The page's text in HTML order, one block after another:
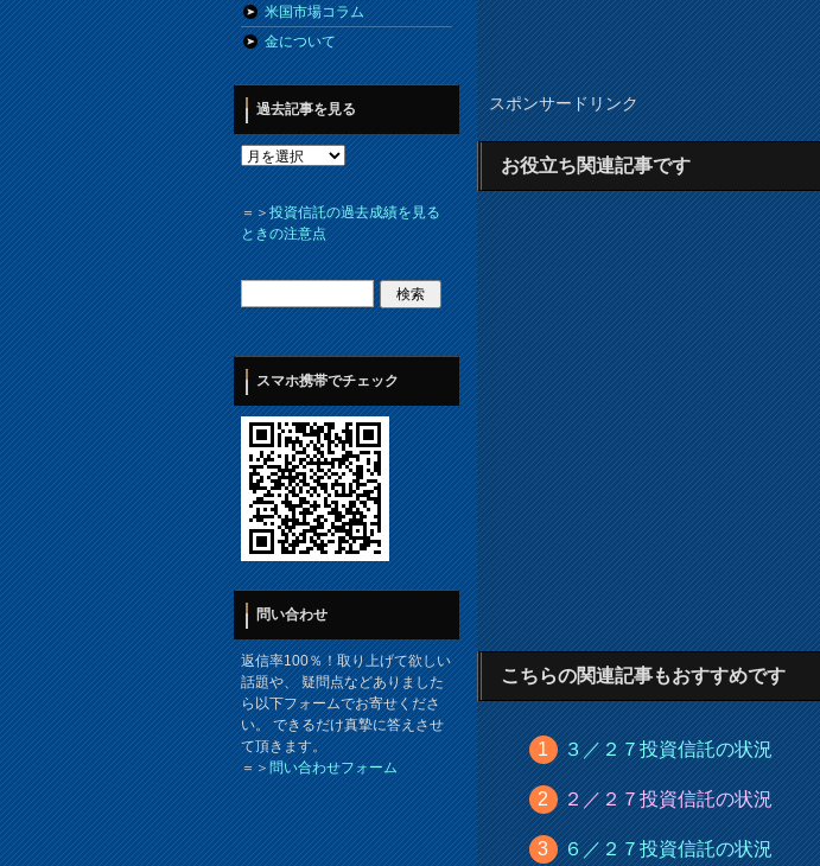
スポンサードリンク
お役立ち関連記事です
こちらの関連記事もおすすめです
３／２７投資信託の状況
２／２７投資信託の状況
６／２７投資信託の状況
米国市場コラム
金について
過去記事を見る
＝＞投資信託の過去成績を見る
ときの注意点
スマホ携帯でチェック
問い合わせ
返信率100％！取り上げて欲しい
話題や、 疑問点などありました
ら以下フォームでお寄せくださ
い。 できるだけ真摯に答えさせ
て頂きます。
＝＞問い合わせフォーム